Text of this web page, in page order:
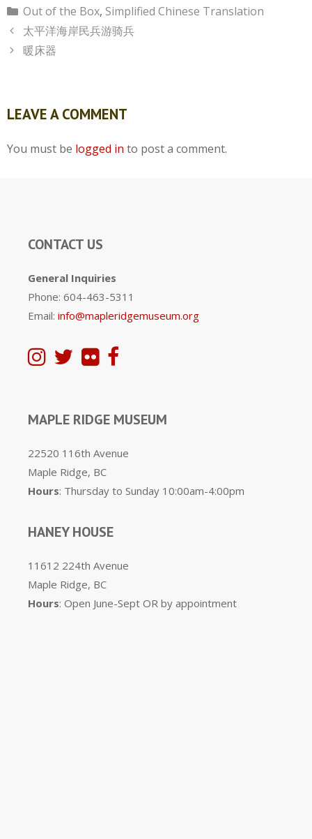
Categories
Out of the Box, Simplified Chinese Translation
太平洋海岸民兵游骑兵
暖床器
LEAVE A COMMENT
You must be logged in to post a comment.
CONTACT US
General Inquiries
Phone: 604-463-5311
Email: info@mapleridgemuseum.org
MAPLE RIDGE MUSEUM
22520 116th Avenue
Maple Ridge, BC
Hours: Thursday to Sunday 10:00am-4:00pm
HANEY HOUSE
11612 224th Avenue
Maple Ridge, BC
Hours: Open June-Sept OR by appointment